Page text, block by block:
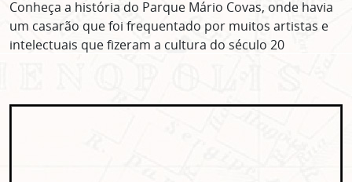
Conheça a história do Parque Mário Covas, onde havia
um casarão que foi frequentado por muitos artistas e
intelectuais que fizeram a cultura do século 20